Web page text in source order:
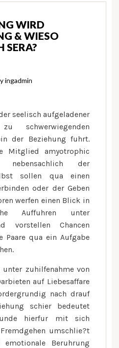
WIRD
& WIESO
SERA?
ingadmin
seelisch aufgeladener
der Beziehung fuhrt.
Mitglied amyotrophic
nebensachlich der
sollen qua einen
oder der Geben
werfen einen Blick in
Auffuhren unter
vorstellen Chancen
Paare qua ein Aufgabe
zuhilfenahme von
auf Liebesaffare
nach drauf
schier bedeutet
hierfur mit sich
umschlie?t
Beruhrung